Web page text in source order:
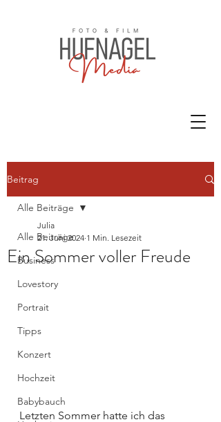
Beitrag
Alle Beiträge
Business
Lovestory
Portrait
Tipps
Konzert
Hochzeit
Babybauch
Alle Beiträge
Ein Sommer voller Freude
Julia
21. Juni 2024 1 Min. Lesezeit
Letzten Sommer hatte ich das